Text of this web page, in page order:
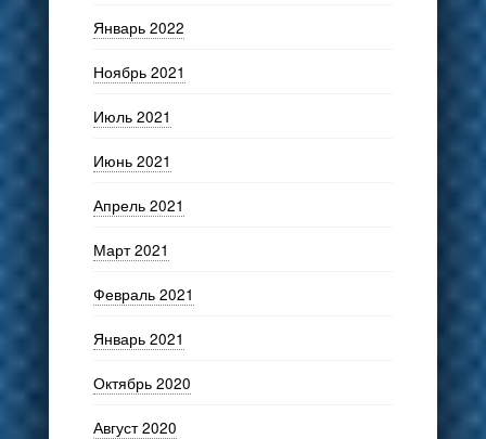
Январь 2022
Ноябрь 2021
Июль 2021
Июнь 2021
Апрель 2021
Март 2021
Февраль 2021
Январь 2021
Октябрь 2020
Август 2020